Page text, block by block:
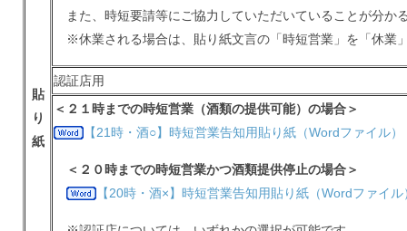
貼
り
紙
また、時短要請等にご協力していただいていることが分
※休業される場合は、貼り紙文言の「時短営業」を「休業
認証店用
＜２１時までの時短営業（酒類の提供可能）の場合＞
【21時・酒○】時短営業告知用貼り紙（Wordファイル）
＜２０時までの時短営業かつ酒類提供停止の場合＞
【20時・酒×】時短営業告知用貼り紙（Wordファイル